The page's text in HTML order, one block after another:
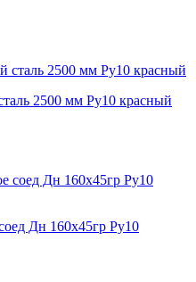
2500 мм Ру10 красный
Дн 160х45гр Ру10